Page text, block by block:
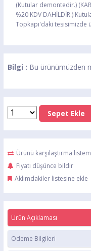
(Kutular demontedir.)
%20 KDV DAHİLDİR.)
Topkapı'daki tesisimizde
Bilgi : Bu ürünümüzden
Sepet Ekle
Ürünü karşılaştırma
Fiyatı düşünce bildir
Aklımdakiler listesine ekle
Ürün Açıklaması
Ödeme Bilgileri